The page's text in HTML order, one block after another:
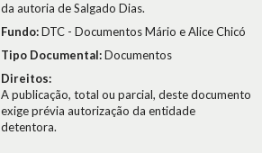
da autoria de Salgado Dias.
Fundo:DTC - Documentos Mário e Alice Chicó
Tipo Documental:Documentos
Direitos:
A publicação, total ou parcial, deste documento
exige prévia autorização da entidade
detentora.